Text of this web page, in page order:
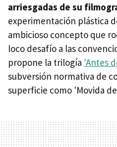
arriesgadas de su
experimentación plástica
ambicioso concepto que
loco desafío a las
propone la trilogía 'Antes
subversión normativa de
superficie como 'Movida